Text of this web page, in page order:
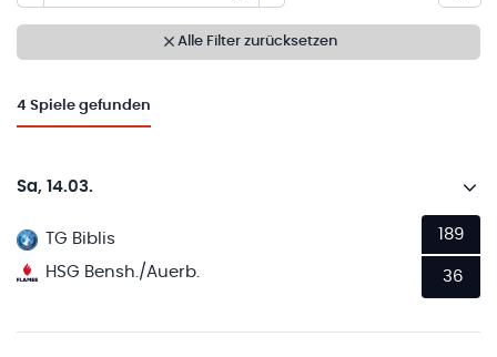
Alle Filter zurücksetzen
4 Spiele gefunden
Sa, 14.03.
TG Biblis
HSG Bensh./Auerb.
189
36